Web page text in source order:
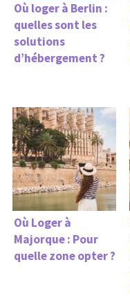
Où loger à Berlin :
quelles sont les
solutions
d’hébergement ?
Où Loger à
Majorque : Pour
quelle zone opter ?